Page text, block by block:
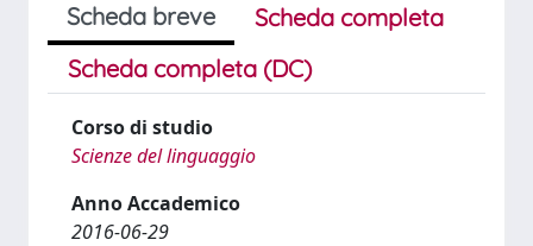
Scheda breve
Scheda completa
Scheda completa (DC)
Corso di studio
Scienze del linguaggio
Anno Accademico
2016-06-29